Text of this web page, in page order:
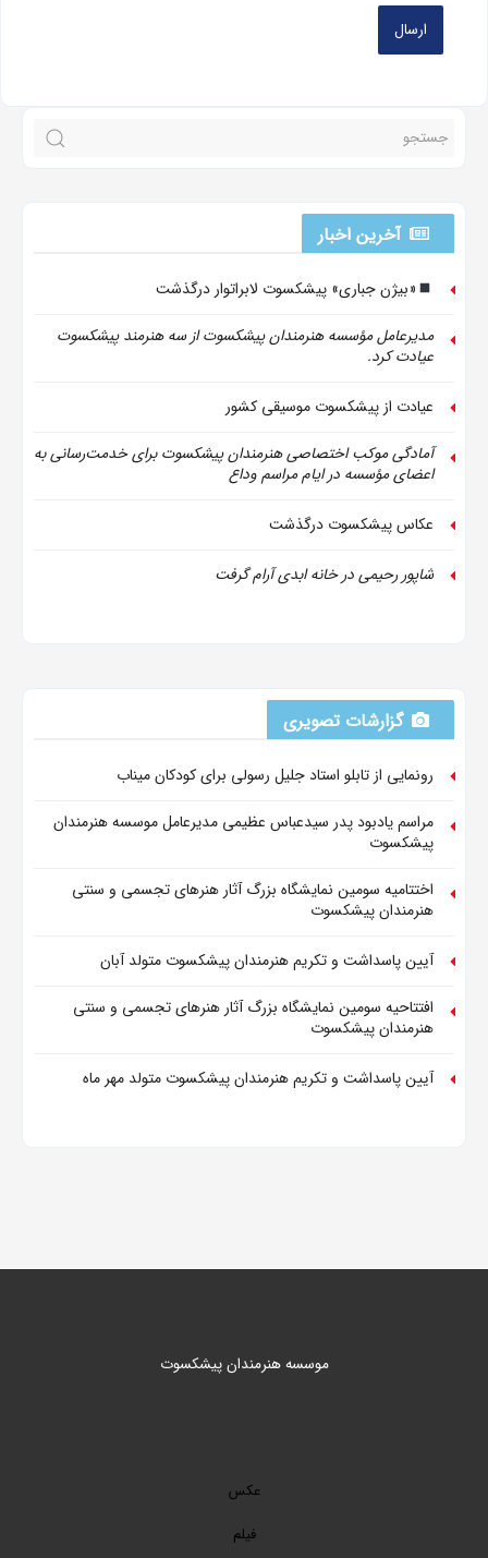
آخرین اخبار
«بیژن جباری» پیشکسوت لابراتوار درگذشت
مدیرعامل مؤسسه هنرمندان پیشکسوت از سه هنرمند پیشکسوت
عیادت کرد.
عیادت از پیشکسوت موسیقی کشور
آمادگی موکب اختصاصی هنرمندان پیشکسوت برای خدمت‌رسانی به
اعضای مؤسسه در ایام مراسم وداع
عکاس پیشکسوت درگذشت
شاپور رحیمی در خانه ابدی آرام گرفت
گزارشات تصویری
رونمایی از تابلو استاد جلیل رسولی برای کودکان میناب
مراسم یادبود پدر سیدعباس عظیمی مدیرعامل موسسه هنرمندان
پیشکسوت
اختتامیه سومین نمایشگاه بزرگ آثار هنرهای تجسمی و سنتی
هنرمندان پیشکسوت
آیین پاسداشت و تکریم هنرمندان پیشکسوت متولد آبان
افتتاحیه سومین نمایشگاه بزرگ آثار هنرهای تجسمی و سنتی
هنرمندان پیشکسوت
آیین پاسداشت و تکریم هنرمندان پیشکسوت متولد مهر ماه
موسسه هنرمندان پیشکسوت
عکس
فیلم